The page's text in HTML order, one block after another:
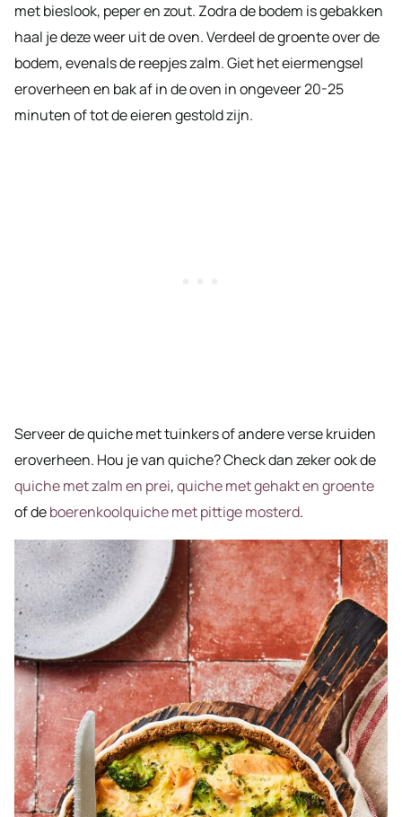
met bieslook, peper en zout. Zodra de bodem is gebakken
haal je deze weer uit de oven. Verdeel de groente over de
bodem, evenals de reepjes zalm. Giet het eiermengsel
eroverheen en bak af in de oven in ongeveer 20-25
minuten of tot de eieren gestold zijn.
Serveer de quiche met tuinkers of andere verse kruiden
eroverheen. Hou je van quiche? Check dan zeker ook de
quiche met zalm en prei,quiche met gehakt en groente
of deboerenkoolquiche met pittige mosterd.